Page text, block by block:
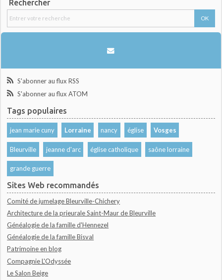
Rechercher
S'abonner au flux RSS
S'abonner au flux ATOM
Tags populaires
jean marie cuny Lorraine nancy église Vosges
Bleurville jeanne d'arc église catholique saône lorraine
grande guerre
Sites Web recommandés
Comité de jumelage Bleurville-Chichery
Architecture de la prieurale Saint-Maur de Bleurville
Généalogie de la famille d'Hennezel
Généalogie de la famille Bisval
Patrimoine en blog
Compagnie L'Odyssée
Le Salon Beige